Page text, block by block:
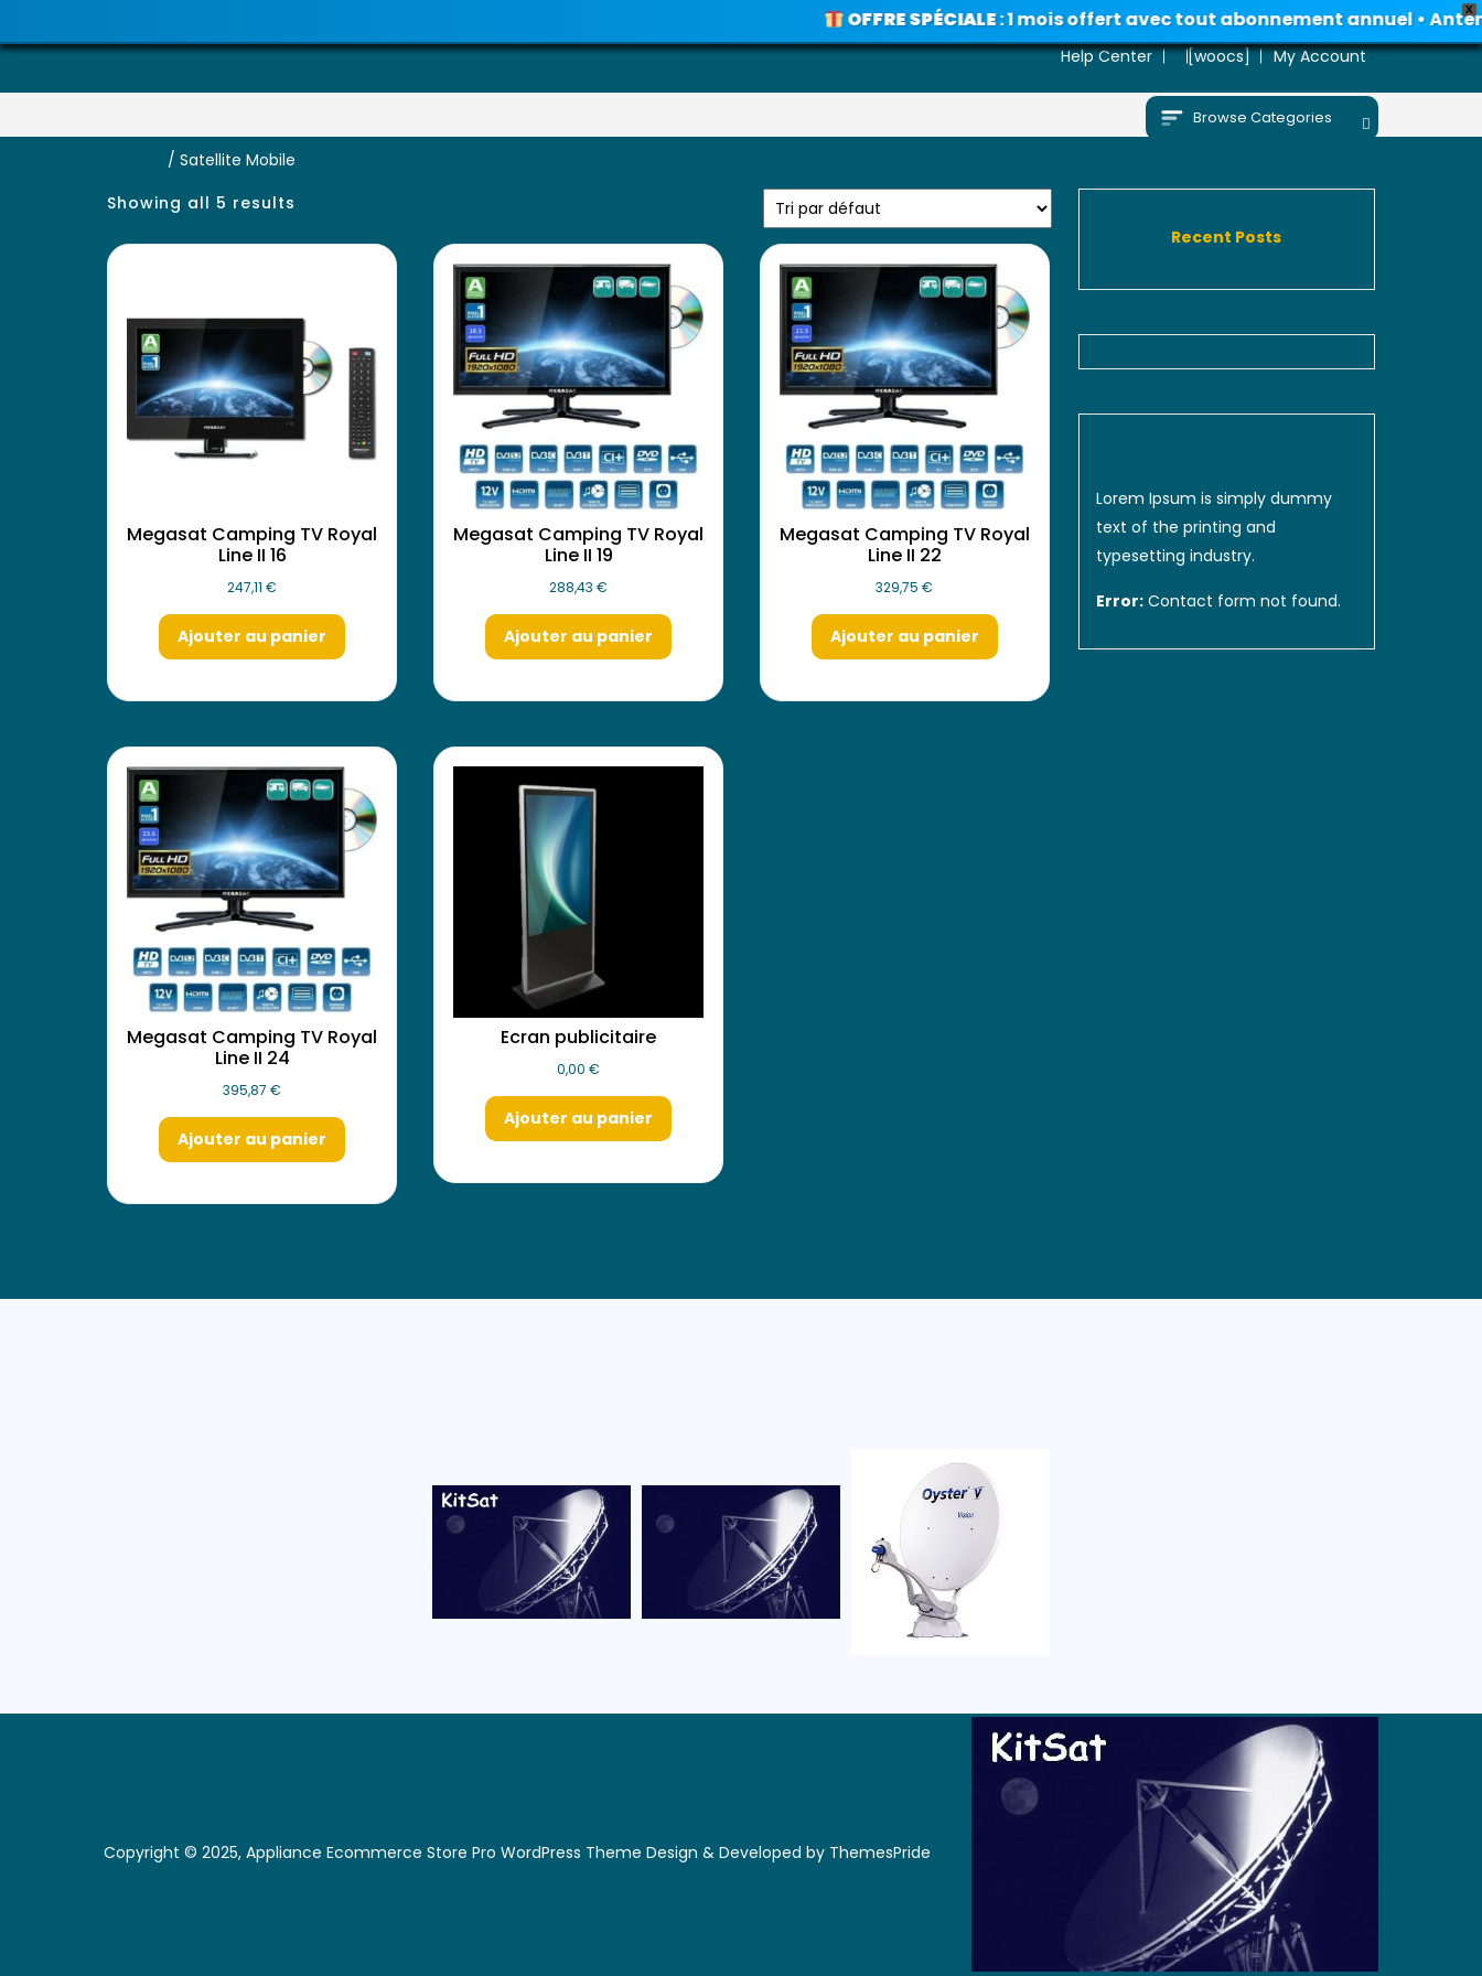
X
OFFRE SPÉCIALE: 1 mois offert avec tout abonnement annuel •
Voir les promos Help Center [woocs] My Account
Browse Categories
/ Satellite Mobile
Showing all 5 results
Megasat Camping TV Royal
Line II 16
247,11€
Ajouter au panier
Megasat Camping TV Royal
Line II 19
288,43€
Ajouter au panier
Megasat Camping TV Royal
Line II 22
329,75€
Ajouter au panier
Megasat Camping TV Royal
Line II 24
395,87€
Ajouter au panier
Ecran publicitaire
0,00€
Ajouter au panier
Recent Posts
Lorem Ipsum is simply dummy
text of the printing and
typesetting industry.
Error:Contact form not found.
Copyright © 2025, Appliance Ecommerce Store Pro WordPress Theme Design & Developed by ThemesPride